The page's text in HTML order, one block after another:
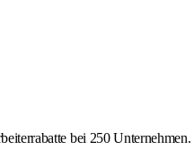
bei 250 Unternehmen.